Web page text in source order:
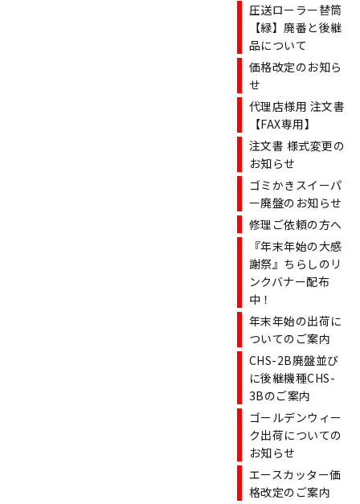
圧送ローラー替筒
【緑】廃番と後継
品について
価格改定のお知ら
せ
代理店様用 注文書
【FAX専用】
注文書 様式変更の
お知らせ
ゴミかきスイーパ
ー廃盤のお知らせ
修理ご依頼の方へ
『年末年始の大感
謝祭』ちらしのリ
ンクバナー配布
中！
年末年始の出荷に
ついてのご案内
CHS-2B廃盤並び
に後継機種CHS-
3Bのご案内
ゴールデンウィー
ク出荷についての
お知らせ
エースカッター価
格改定のご案内